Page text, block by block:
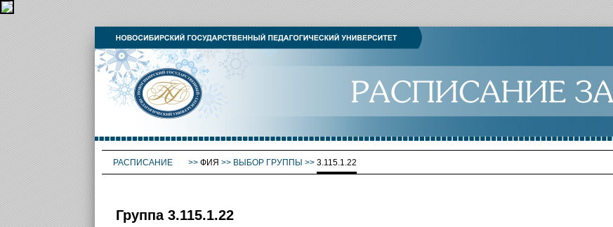
РАСПИСАНИЕ >> ФИЯ >> ВЫБОР ГРУППЫ >> 3.115.1.22
Группа 3.115.1.22